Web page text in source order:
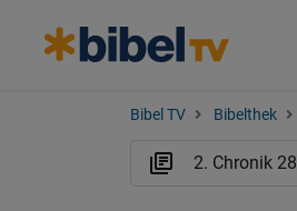
Bibel TV Bibelthek